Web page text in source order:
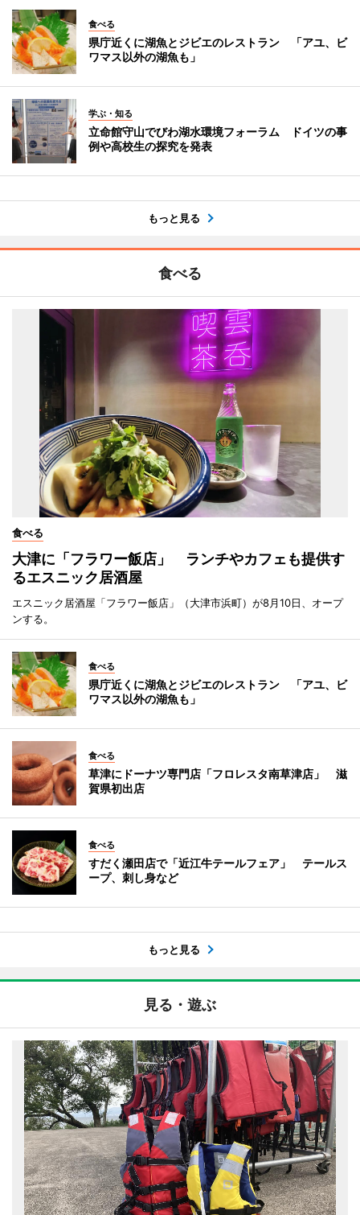
食べる
県庁近くに湖魚とジビエのレストラン 「アユ、ビ
ワマス以外の湖魚も」
学ぶ・知る
立命館守山でびわ湖水環境フォーラム ドイツの事
例や高校生の探究を発表
もっと見る
食べる
食べる
大津に「フラワー飯店」 ランチやカフェも提供す
るエスニック居酒屋
エスニック居酒屋「フラワー飯店」（大津市浜町）が8月10日、オープ
ンする。
食べる
県庁近くに湖魚とジビエのレストラン 「アユ、ビ
ワマス以外の湖魚も」
食べる
草津にドーナツ専門店「フロレスタ南草津店」 滋
賀県初出店
食べる
すだく瀬田店で「近江牛テールフェア」 テールス
ープ、刺し身など
もっと見る
見る・遊ぶ